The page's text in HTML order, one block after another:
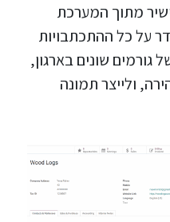
מתוך המערכת
על כל ההתכתבויות
גורמים שונים בארגון,
ולייצר תמונה